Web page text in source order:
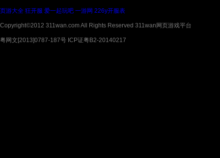
页游大全 狂开服 爱一起玩吧 一游网 226y开服表
Copyright©2012 311wan.com All Rights Reserved 311wan网页游戏平台
粤网文[2013]0787-187号 ICP证粤B2-20140217